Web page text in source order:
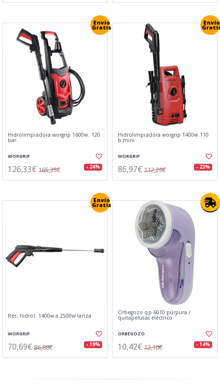
Envío
Gratis
Hidrolimpiadora worgrip 1600w. 120
bar.
WORGRIP
126,33€ 165,35€ - 24%
Envío
Hidrolimpiadora worgrip 1400w.110
b.mini
WORGRIP
86,97€ 112,26€ - 23%
Envío
Gratis
Rec. hidrol. 1400w a 2500w lanza
WORGRIP
70,69€ 86,88€ - 19%
Orbegozo qp 6010 púrpura /
quitapelusas eléctrico
ORBEGOZO
10,42€ 12,10€ - 14%